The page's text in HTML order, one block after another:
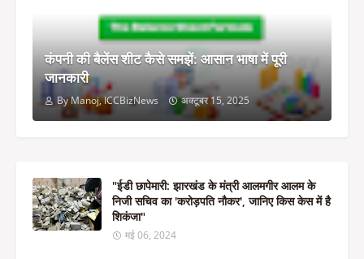
कंपनी की बैलेंस शीट कैसे समझें: आसान भाषा में पूरी
जानकारी
By Manoj, ICCBizNews अक्टूबर 15, 2025
"ईडी छापेमारी: झारखंड के मंत्री आलमगीर आलम के
निजी सचिव का 'करोड़पति नौकर', जानिए किस केस में है
शिकंजा"
मई 06, 2024